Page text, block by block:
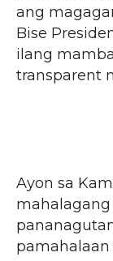
ang
Bise
ilang
transparent
Ayon sa
pamahalaan